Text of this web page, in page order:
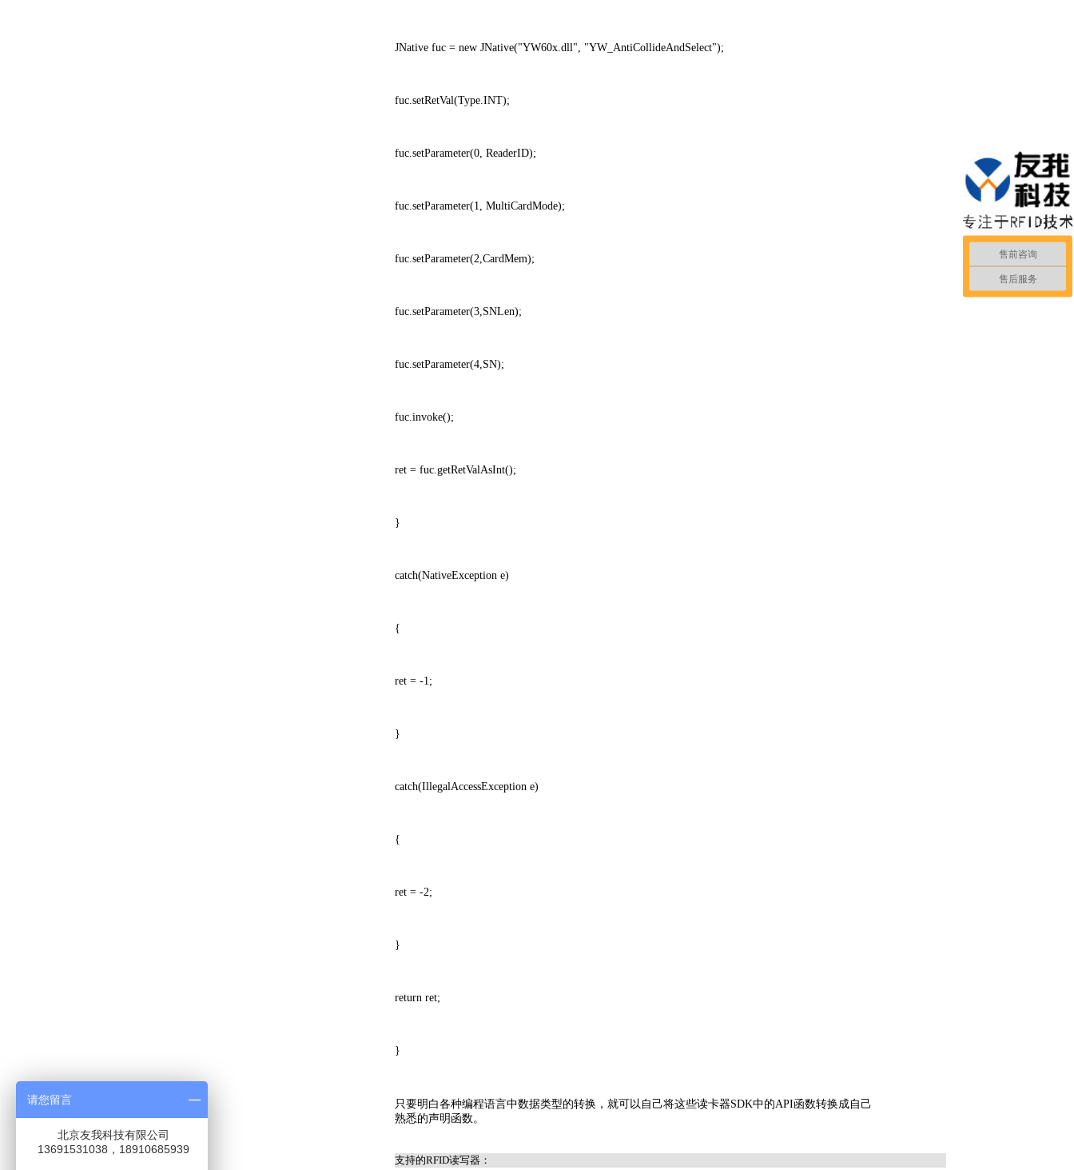
JNative fuc = new JNative("YW60x.dll", "YW_AntiCollideAndSelect");
fuc.setRetVal(Type.INT);
fuc.setParameter(0, ReaderID);
fuc.setParameter(1, MultiCardMode);
fuc.setParameter(2,CardMem);
fuc.setParameter(3,SNLen);
fuc.setParameter(4,SN);
fuc.invoke();
ret = fuc.getRetValAsInt();
}
catch(NativeException e)
{
ret = -1;
}
catch(IllegalAccessException e)
{
ret = -2;
}
return ret;
}
只要明白各种编程语言中数据类型的转换，就可以自己将这些读卡器SDK中的API函数转换成自己
熟悉的声明函数。
支持的RFID读写器：
售前咨询
售后服务
请您留言
北京友我科技有限公司
13691531038，18910685939